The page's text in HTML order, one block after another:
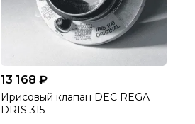
13 168 ₽
Ирисовый клапан DEC REGA
DRIS 315